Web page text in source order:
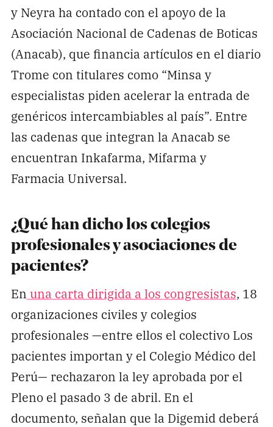
y Neyra ha contado con el apoyo de la
Asociación Nacional de Cadenas de Boticas
(Anacab), que financia artículos en el diario
Trome con titulares como “Minsa y
especialistas piden acelerar la entrada de
genéricos intercambiables al país”. Entre
las cadenas que integran la Anacab se
encuentran Inkafarma, Mifarma y
Farmacia Universal.
¿Qué han dicho los colegios
profesionales y asociaciones de
pacientes?
En una carta dirigida a los congresistas, 18
organizaciones civiles y colegios
profesionales —entre ellos el colectivo Los
pacientes importan y el Colegio Médico del
Perú— rechazaron la ley aprobada por el
Pleno el pasado 3 de abril. En el
documento, señalan que la Digemid deberá